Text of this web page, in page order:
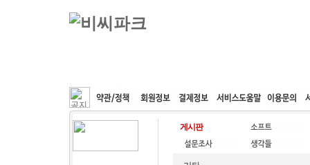
커뮤니티 속도패치 웹호스팅 공동구매